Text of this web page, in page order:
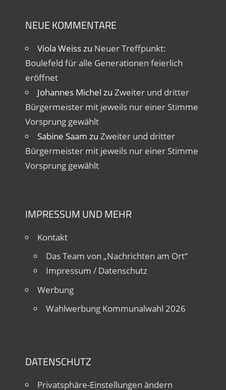
NEUE KOMMENTARE
Viola Weisszu Neuer Treffpunkt:
Boulefeld für alle Generationen feierlich
eröffnet
Johannes Michel zu Zweiter und dritter
Bürgermeister mit jeweils nur einer Stimme
Vorsprung gewählt
Sabine Saam zu Zweiter und dritter
Bürgermeister mit jeweils nur einer Stimme
Vorsprung gewählt
IMPRESSUM UND MEHR
Kontakt
Das Team von „Nachrichten am Ort“
Impressum / Datenschutz
Werbung
Wahlwerbung Kommunalwahl 2026
DATENSCHUTZ
Privatsphäre-Einstellungen ändern